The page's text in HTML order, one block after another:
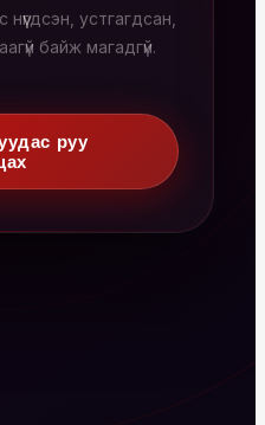
устгагдсан,
байж магадгүй.
руу